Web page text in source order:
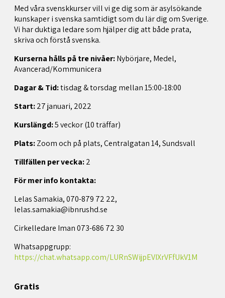
Med våra svenskkurser vill vi ge dig som är asylsökande
kunskaper i svenska samtidigt som du lär dig om Sverige.
Vi har duktiga ledare som hjälper dig att både prata,
skriva och förstå svenska.
Kurserna hålls på tre nivåer:Nybörjare, Medel,
Avancerad/Kommunicera
Dagar & Tid:tisdag & torsdag mellan 15:00-18:00
Start:27 januari, 2022
Kurslängd:5 veckor (10 träffar)
Plats:Zoom och på plats, Centralgatan 14, Sundsvall
Tillfällen per vecka:2
För mer info kontakta:
Lelas Samakia, 070-879 72 22,
lelas.samakia@ibnrushd.se
Cirkelledare Iman 073-686 72 30
Whatsappgrupp:
https://chat.whatsapp.com/LURnSWijpEVIXrVFfUkV1M
Gratis